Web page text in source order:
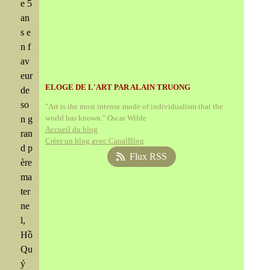
e 5
an
s e
n f
av
eur
de
so
n g
ran
d p
ère
ma
ter
ne
l,
Hồ
Qu
ý
ELOGE DE L'ART PAR ALAIN TRUONG
"Art is the most intense mode of individualism that the
world has known." Oscar Wilde
Accueil du blog
Créer un blog avec CanalBlog
Flux RSS